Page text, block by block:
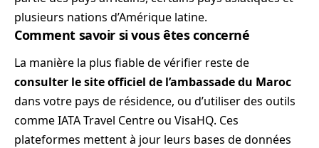
plusieurs nations d’Amérique latine.
Comment savoir si vous êtes concerné
La manière la plus fiable de vérifier reste de
consulter le site officiel de l’ambassade du Maroc
dans votre pays de résidence, ou d’utiliser des outils
comme IATA Travel Centre ou VisaHQ. Ces
plateformes mettent à jour leurs bases de données